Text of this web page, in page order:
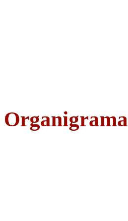
Organigrama